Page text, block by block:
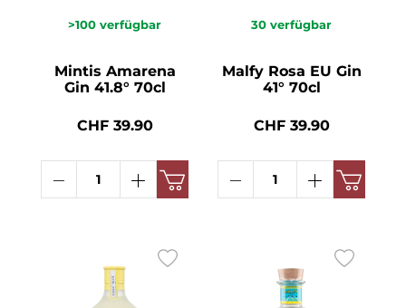
>100 verfügbar
Mintis Amarena
Gin 41.8° 70cl
CHF 39.90
30 verfügbar
Malfy Rosa EU Gin
41° 70cl
CHF 39.90